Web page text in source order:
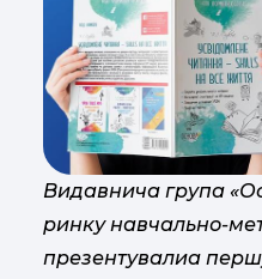
Видавнича група
ринку навчально-
презентувалиа